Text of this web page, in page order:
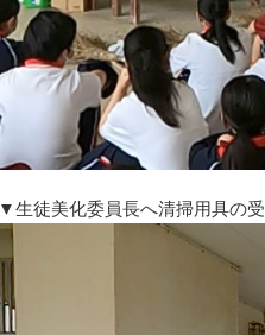
▼生徒美化委員長へ清掃用具の